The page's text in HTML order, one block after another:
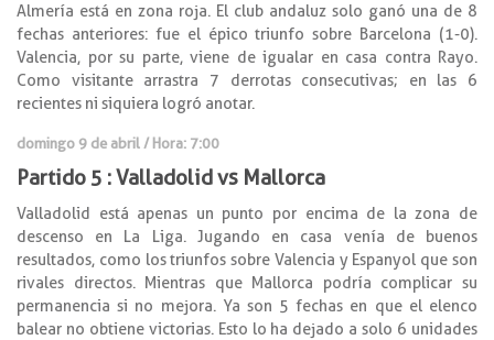
Almería está en zona roja. El club andaluz solo ganó una de 8
fechas anteriores: fue el épico triunfo sobre Barcelona (1-0).
Valencia, por su parte, viene de igualar en casa contra Rayo.
Como visitante arrastra 7 derrotas consecutivas; en las 6
recientes ni siquiera logró anotar.
domingo 9 de abril / Hora: 7:00
Partido 5 : Valladolid vs Mallorca
Valladolid está apenas un punto por encima de la zona de
descenso en La Liga. Jugando en casa venía de buenos
resultados, como los triunfos sobre Valencia y Espanyol que son
rivales directos. Mientras que Mallorca podría complicar su
permanencia si no mejora. Ya son 5 fechas en que el elenco
balear no obtiene victorias. Esto lo ha dejado a solo 6 unidades